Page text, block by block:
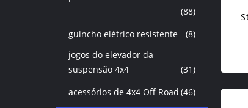
(88)
guincho elétrico resistente
(8)
jogos do elevador da
suspensão 4x4
(31)
acessórios de 4x4 Off Road (46)